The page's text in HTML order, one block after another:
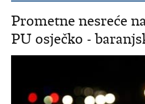
Prometne nesreće
PU osječko -